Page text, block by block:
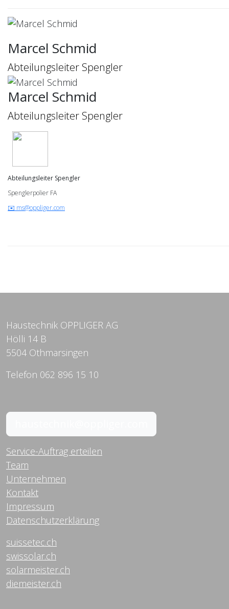
Marcel Schmid
Abteilungsleiter Spengler
Marcel Schmid
Abteilungsleiter Spengler
Abteilungsleiter Spengler
Spenglerpolier FA
✉️ ms@oppliger.com
Haustechnik OPPLIGER AG
Hölli 14 B
5504 Othmarsingen
Telefon 062 896 15 10
Service-Auftrag erteilen
Team
Unternehmen
Kontakt
Impressum
Datenschutzerklärung
suissetec.ch
swissolar.ch
solarmeister.ch
diemeister.ch